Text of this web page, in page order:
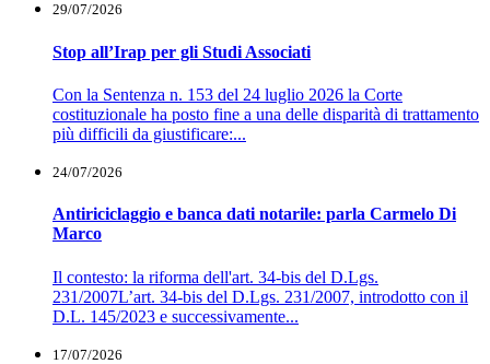
29/07/2026
Stop all’Irap per gli Studi Associati
Con la Sentenza n. 153 del 24 luglio 2026 la Corte
costituzionale ha posto fine a una delle disparità di trattamento
più difficili da giustificare:...
24/07/2026
Antiriciclaggio e banca dati notarile: parla Carmelo Di
Marco
Il contesto: la riforma dell'art. 34-bis del D.Lgs.
231/2007L’art. 34-bis del D.Lgs. 231/2007, introdotto con il
D.L. 145/2023 e successivamente...
17/07/2026